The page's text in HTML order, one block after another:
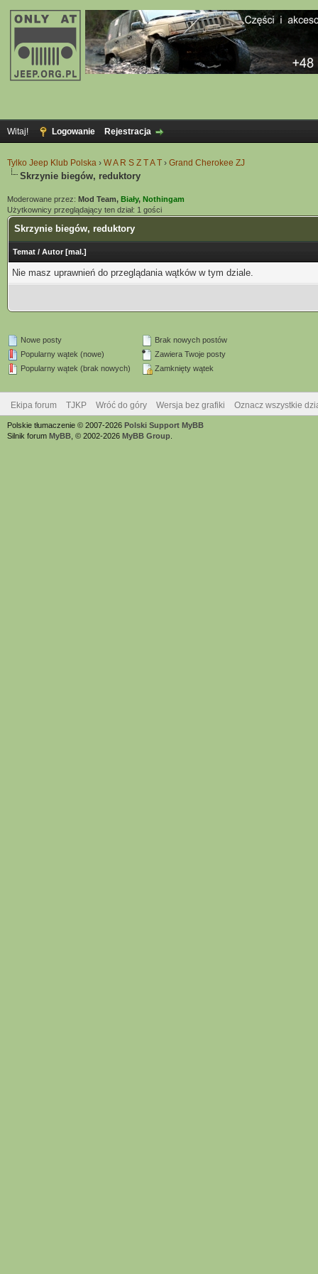
Witaj! Logowanie Rejestracja
Tylko Jeep Klub Polska › W A R S Z T A T › Grand Cherokee ZJ
Skrzynie biegów, reduktory
Moderowane przez: Mod Team, Biały, Nothingam
Użytkownicy przeglądający ten dział: 1 gości
Skrzynie biegów, reduktory
Temat / Autor [mal.]
Nie masz uprawnień do przeglądania wątków w tym dziale.
Nowe posty
Popularny wątek (nowe)
Popularny wątek (brak nowych)
Brak nowych postów
Zawiera Twoje posty
Zamknięty wątek
Ekipa forum TJKP Wróć do góry Wersja bez grafiki Oznacz wszystkie
Polskie tłumaczenie © 2007-2026 Polski Support MyBB
Silnik forum MyBB , © 2002-2026 MyBB Group